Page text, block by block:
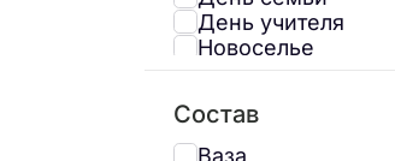
День учителя
Новоселье
Рождение ребёнка
Свидание
Состав
Ваза